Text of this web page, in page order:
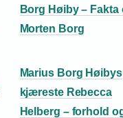
Borg Høiby – Fakta
Morten Borg
Marius Borg Høibys
kjæreste Rebecca
Helberg – forhold